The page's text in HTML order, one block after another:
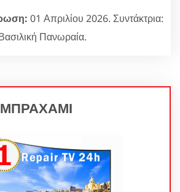
01 Απριλίου 2026. Συντάκτρια:
Πανωραία.